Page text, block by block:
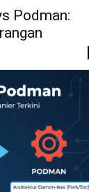
Podman: